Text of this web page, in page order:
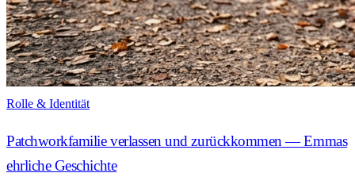
Rolle & Identität
Patchworkfamilie verlassen und zurückkommen — Emmas
ehrliche Geschichte